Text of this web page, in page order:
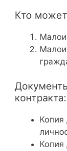
Кто
контракта:
Копия